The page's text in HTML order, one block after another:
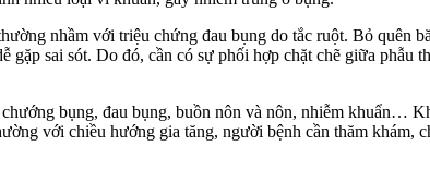
nhầm với triệu chứng đau bụng do tắc ruột. Bỏ quên
sai sót. Do đó, cần có sự phối hợp chặt chẽ giữa phẫu
bụng, đau bụng, buồn nôn và nôn, nhiễm khuẩn…
với chiều hướng gia tăng, người bệnh cần thăm khám,